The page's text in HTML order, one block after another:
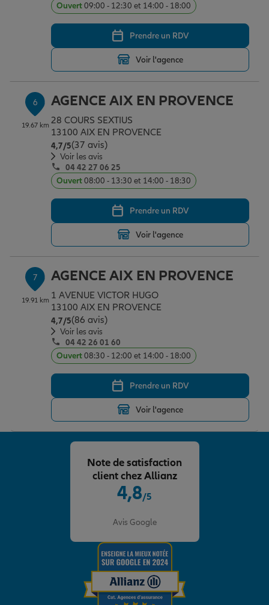
Ouvert09:00 - 12:30 et 14:00 - 18:00
Prendre un RDV
Voir l'agence
6
19.67 km
AGENCE AIX EN PROVENCE
28 COURS SEXTIUS
13100 AIX EN PROVENCE
4,7/5Note de 4.7 sur 5
(37 avis)
Voir les avis
04 42 27 06 25
Ouvert08:00 - 13:30 et 14:00 - 18:30
Prendre un RDV
Voir l'agence
7
19.91 km
AGENCE AIX EN PROVENCE
1 AVENUE VICTOR HUGO
13100 AIX EN PROVENCE
4,7/5Note de 4.7 sur 5
(86 avis)
Voir les avis
04 42 26 01 60
Ouvert08:30 - 12:00 et 14:00 - 18:00
Prendre un RDV
Voir l'agence
4,8/5
Avis Google
Note de satisfaction
client chez Allianz